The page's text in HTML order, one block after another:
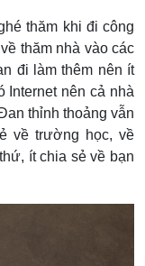
thăm khi đi công
thăm nhà vào các
đi làm thêm nên ít
nên cả nhà
thỉnh thoảng vẫn
về trường học, về
ít chia sẻ về bạn